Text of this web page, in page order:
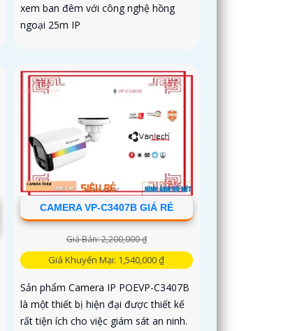
xem ban đêm với công nghệ hồng
ngoại 25m IP
CAMERA VP-C3407B GIÁ RẺ
Giá Bán: 2,200,000 ₫
Giá Khuyến Mại: 1,540,000 ₫
Sản phẩm Camera IP POEVP-C3407B
là một thiết bị hiện đại được thiết kế
rất tiện ích cho việc giám sát an ninh.